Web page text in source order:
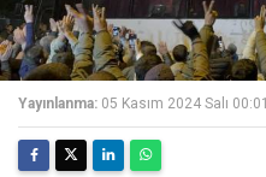
Yayınlanma: 05 Kasım 2024 Salı 00:01